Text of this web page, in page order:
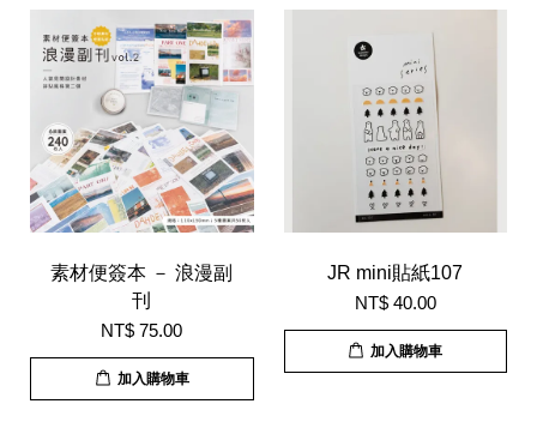
素材便簽本 － 浪漫副
刊
NT$ 75.00
加入購物車
JR mini貼紙107
NT$ 40.00
加入購物車